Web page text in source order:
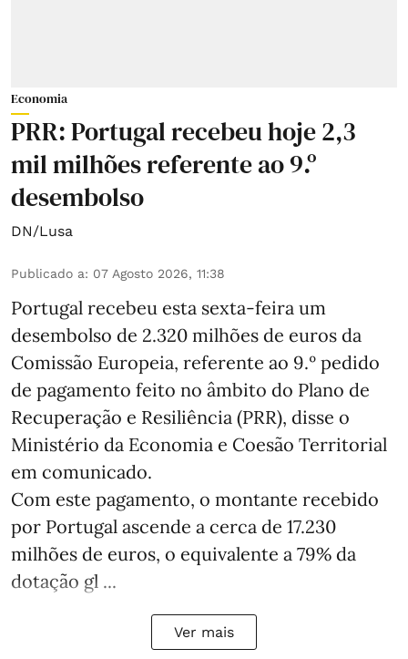
Economia
PRR: Portugal recebeu hoje 2,3
mil milhões referente ao 9.º
desembolso
DN/Lusa
Publicado a: 07 Agosto 2026, 11:38
Portugal recebeu esta sexta-feira um
desembolso de 2.320 milhões de euros da
Comissão Europeia, referente ao 9.º pedido
de pagamento feito no âmbito do Plano de
Recuperação e Resiliência (PRR), disse o
Ministério da Economia e Coesão Territorial
em comunicado.
Com este pagamento, o montante recebido
por Portugal ascende a cerca de 17.230
milhões de euros, o equivalente a 79% da
dotação gl ...
Ver mais